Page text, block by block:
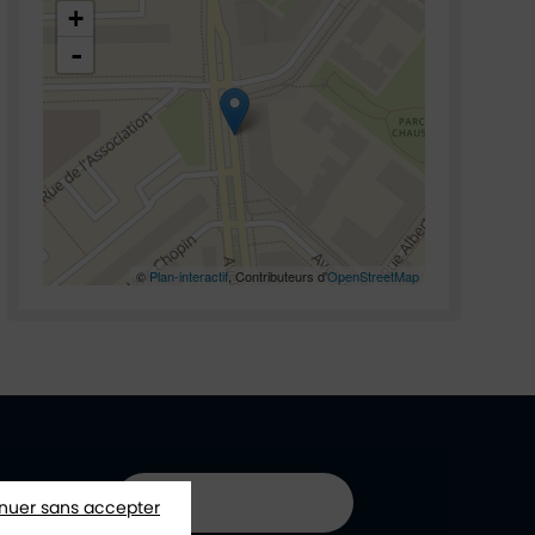
+
-
© Plan-interactif , Contributeurs d'OpenStreetMap
sans accepter